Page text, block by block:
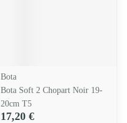
Bota
Bota Soft 2 Chopart Noir 19-
20cm T5
17,20 €